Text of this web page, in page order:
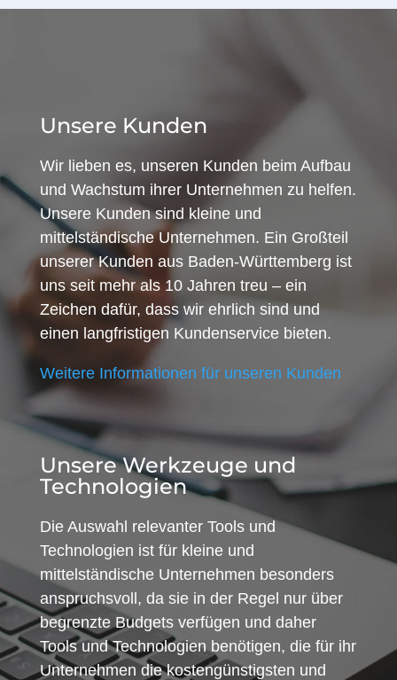
Unsere Kunden
Wir lieben es, unseren Kunden beim Aufbau
und Wachstum ihrer Unternehmen zu helfen.
Unsere Kunden sind kleine und
mittelständische Unternehmen. Ein Großteil
unserer Kunden aus Baden-Württemberg ist
uns seit mehr als 10 Jahren treu – ein
Zeichen dafür, dass wir ehrlich sind und
einen langfristigen Kundenservice bieten.
Weitere Informationen für unseren Kunden
Unsere Werkzeuge und
Technologien
Die Auswahl relevanter Tools und
Technologien ist für kleine und
mittelständische Unternehmen besonders
anspruchsvoll, da sie in der Regel nur über
begrenzte Budgets verfügen und daher
Tools und Technologien benötigen, die für ihr
Unternehmen die kostengünstigsten und